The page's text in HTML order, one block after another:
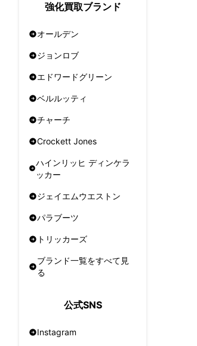
強化買取ブランド
オールデン
ジョンロブ
エドワードグリーン
ベルルッティ
チャーチ
Crockett Jones
ハインリッヒ ディンケラ
ッカー
ジェイエムウエストン
パラブーツ
トリッカーズ
ブランド一覧をすべて見
る
公式SNS
Instagram